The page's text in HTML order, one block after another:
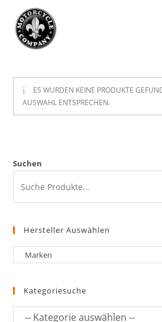
Inhalt
springen
ES WURDEN KEINE PRODUKTE
AUSWAHL ENTSPRECHEN.
Suchen
Hersteller Auswählen
Kategoriesuche